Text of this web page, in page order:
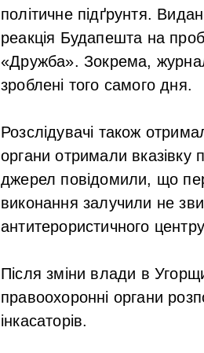
політичне підґрунтя.
реакція Будапешта на
«Дружба». Зокрема,
зроблені того самого дня.
Розслідувачі також
органи отримали
джерел повідомили, що
виконання залучили не
антитерористичного
Після зміни влади в
правоохоронні органи
інкасаторів.